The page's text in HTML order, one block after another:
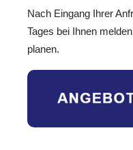
Nach Eingang Ihrer
Tages bei Ihnen
planen.